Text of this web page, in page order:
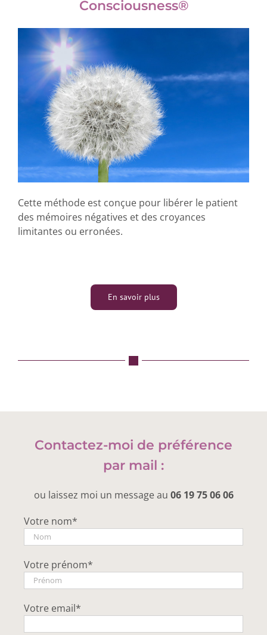
Consciousness®
Cette méthode est conçue pour libérer le patient
des mémoires négatives et des croyances
limitantes ou erronées.
En savoir plus
Contactez-moi de préférence
par mail :
ou laissez moi un message au 06 19 75 06 06
Votre nom*
Votre prénom*
Votre email*